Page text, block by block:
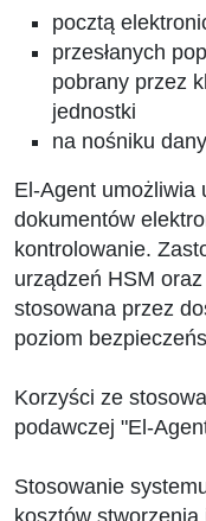
pocztą
przesłanych
pobrany przez
jednostki
na nośniku
El-Agent umożliwia
dokumentów
kontrolowanie.
urządzeń HSM
stosowana przez
poziom
Korzyści ze
podawczej "El-
Stosowanie